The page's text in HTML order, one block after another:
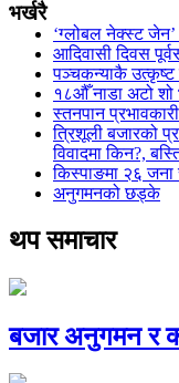
भर्खरै
‘ग्लोबल नेक्स्ट
आदिवासी दिवस
पञ्चकन्याकै उत्कृष्ट
१८औँ नाडा अटो शो
स्तनपान
त्रिशूली बजारको
विवादमा किन?,
किस्पाङमा २६
अनुगमनको छड्के
थप समाचार
बजार अनुगमन र